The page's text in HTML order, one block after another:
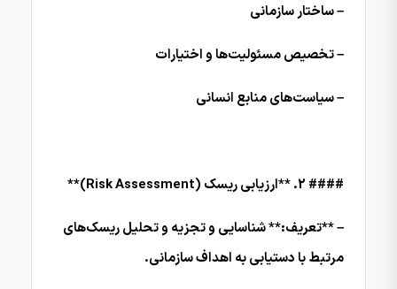
– ساختار سازمانی
– تخصیص مسئولیت‌ها و اختیارات
– سیاست‌های منابع انسانی
#### 2. **ارزیابی ریسک (Risk Assessment)**
– **تعریف:** شناسایی و تجزیه و تحلیل ریسک‌های
مرتبط با دستیابی به اهداف سازمانی.